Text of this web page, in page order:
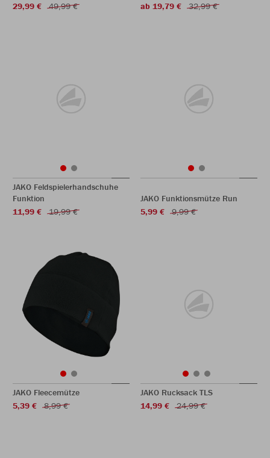
29,99 €
49,99 €
ab 19,79 €
32,99 €
JAKO Feldspielerhandschuhe
Funktion
11,99 €
19,99 €
JAKO Funktionsmütze Run
5,99 €
9,99 €
JAKO Fleecemütze
5,39 €
8,99 €
JAKO Rucksack TLS
14,99 €
24,99 €